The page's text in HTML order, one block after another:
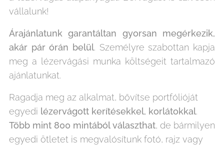
vállalunk!
Árajánlatunk garantáltan gyorsan megérkezik,
akár pár órán belül. Személyre szabottan kapja
meg a lézervágási munka költségeit tartalmazó
ajánlatunkat.
Ragadja meg az alkalmat, bővítse portfólióját
egyedi lézervágott kerítésekkel, korlátokkal.
Több mint 800 mintából választhat, de bármilyen
egyedi ötletet is megvalósítunk fotó, rajz vagy